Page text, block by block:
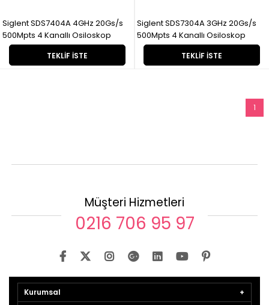
TEKLIF İSTE
Siglent SDS7404A 4GHz 20Gs/s
500Mpts 4 Kanallı Osiloskop
TEKLIF İSTE
Siglent SDS7304A 3GHz 20Gs/s
500Mpts 4 Kanallı Osiloskop
1
Müşteri Hizmetleri
0216 706 95 97
Kurumsal